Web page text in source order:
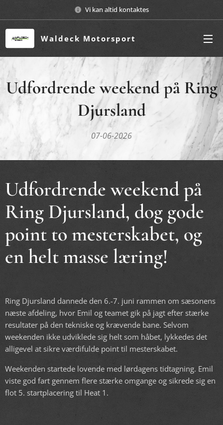
Vi kan altid kontaktes
Waldeck Motorsport
Udfordrende weekend på Ring
Djursland
07-06-2026
Udfordrende weekend på
Ring Djursland, dog gode
point to mesterskabet, og
en helt masse læring!
Ring Djursland dannede den 6.-7. juni rammen om sæsonens
næste afdeling, hvor Emil og teamet gik på jagt efter stærke
resultater på den tekniske og krævende bane. Selvom
weekenden ikke udviklede sig helt som håbet, lykkedes det
alligevel at sikre værdifulde point til mesterskabet.
Weekenden startede lovende med lørdagens tidtagning. Emil
viste god fart gennem flere stærke omgange og sikrede sig en
flot 5. startplacering til Heat 1.